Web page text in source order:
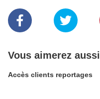
Vous aimerez aussi
Accès clients reportages